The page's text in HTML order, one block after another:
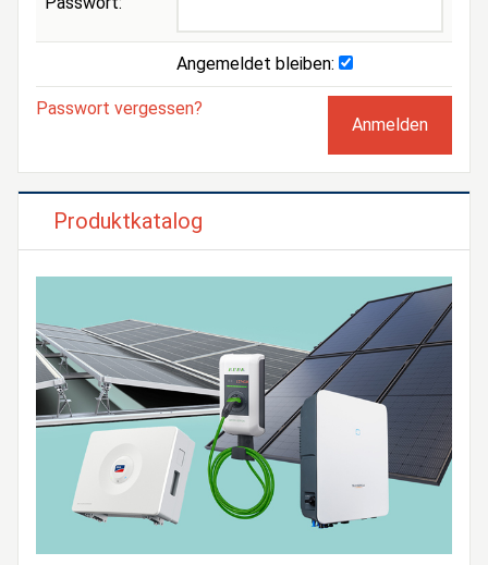
Angemeldet bleiben:
Passwort vergessen?
Produktkatalog